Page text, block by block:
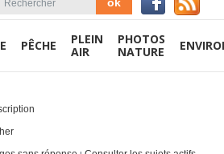
PÊCHE
PLEIN
AIR
PHOTOS
NATURE